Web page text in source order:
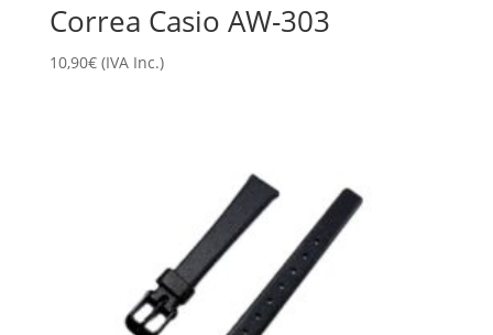
Correa Casio AW-303
10,90€ (IVA Inc.)